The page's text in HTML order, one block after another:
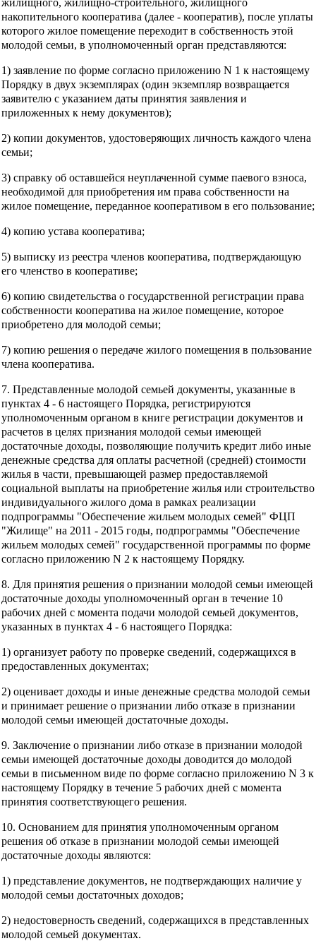
накопительного кооператива (далее - кооператив), после уплаты
которого жилое помещение переходит в собственность этой
молодой семьи, в уполномоченный орган представляются:
1) заявление по форме согласно приложению N 1 к настоящему
Порядку в двух экземплярах (один экземпляр возвращается
заявителю с указанием даты принятия заявления и
приложенных к нему документов);
2) копии документов, удостоверяющих личность каждого члена
семьи;
3) справку об оставшейся неуплаченной сумме паевого взноса,
необходимой для приобретения им права собственности на
жилое помещение, переданное кооперативом в его пользование;
4) копию устава кооператива;
5) выписку из реестра членов кооператива, подтверждающую
его членство в кооперативе;
6) копию свидетельства о государственной регистрации права
собственности кооператива на жилое помещение, которое
приобретено для молодой семьи;
7) копию решения о передаче жилого помещения в пользование
члена кооператива.
7. Представленные молодой семьей документы, указанные в
пунктах 4 - 6 настоящего Порядка, регистрируются
уполномоченным органом в книге регистрации документов и
расчетов в целях признания молодой семьи имеющей
достаточные доходы, позволяющие получить кредит либо иные
денежные средства для оплаты расчетной (средней) стоимости
жилья в части, превышающей размер предоставляемой
социальной выплаты на приобретение жилья или строительство
индивидуального жилого дома в рамках реализации
подпрограммы "Обеспечение жильем молодых семей" ФЦП
"Жилище" на 2011 - 2015 годы, подпрограммы "Обеспечение
жильем молодых семей" государственной программы по форме
согласно приложению N 2 к настоящему Порядку.
8. Для принятия решения о признании молодой семьи имеющей
достаточные доходы уполномоченный орган в течение 10
рабочих дней с момента подачи молодой семьей документов,
указанных в пунктах 4 - 6 настоящего Порядка:
1) организует работу по проверке сведений, содержащихся в
предоставленных документах;
2) оценивает доходы и иные денежные средства молодой семьи
и принимает решение о признании либо отказе в признании
молодой семьи имеющей достаточные доходы.
9. Заключение о признании либо отказе в признании молодой
семьи имеющей достаточные доходы доводится до молодой
семьи в письменном виде по форме согласно приложению N 3 к
настоящему Порядку в течение 5 рабочих дней с момента
принятия соответствующего решения.
10. Основанием для принятия уполномоченным органом
решения об отказе в признании молодой семьи имеющей
достаточные доходы являются:
1) представление документов, не подтверждающих наличие у
молодой семьи достаточных доходов;
2) недостоверность сведений, содержащихся в представленных
молодой семьей документах.